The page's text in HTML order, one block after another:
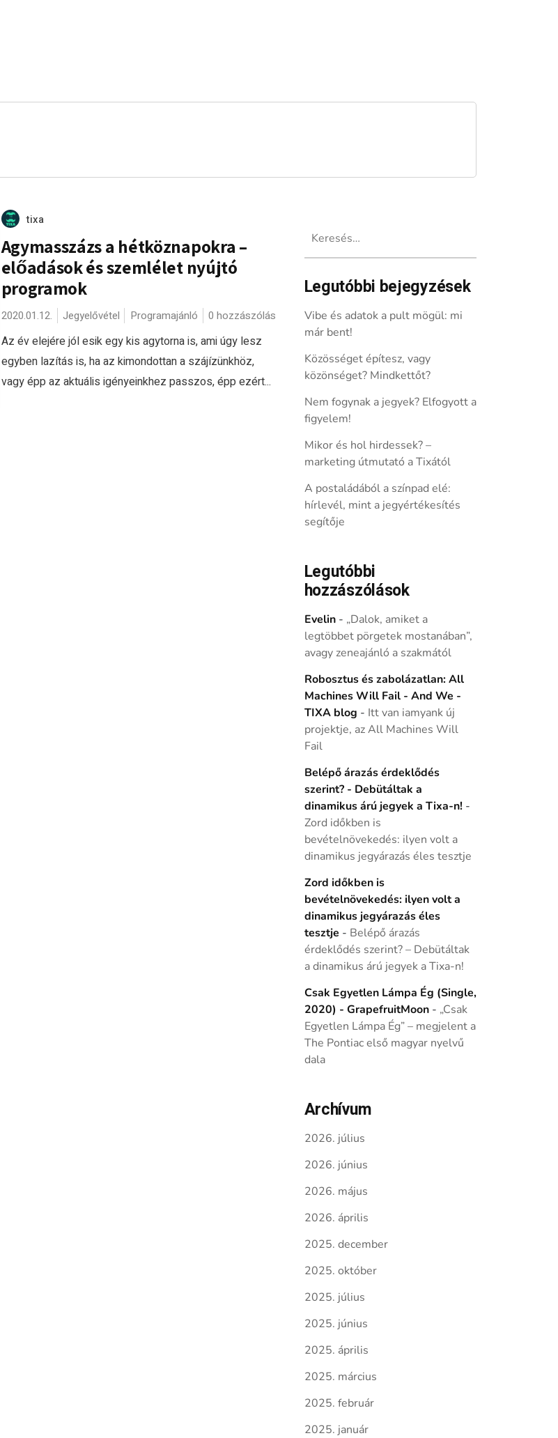
tixa
Agymasszázs a hétköznapokra –
előadások és szemlélet nyújtó
programok
2020.01.12. Jegyelővétel Programajánló 0 hozzászólás
Az év elejére jól esik egy kis agytorna is, ami úgy lesz
egyben lazítás is, ha az kimondottan a szájízünkhöz,
vagy épp az aktuális igényeinkhez passzos, épp ezért...
Legutóbbi bejegyzések
Vibe és adatok a pult mögül: mi
már bent!
Közösséget építesz, vagy
közönséget? Mindkettőt?
Nem fogynak a jegyek? Elfogyott a
figyelem!
Mikor és hol hirdessek? –
marketing útmutató a Tixától
A postaládából a színpad elé:
hírlevél, mint a jegyértékesítés
segítője
Legutóbbi
hozzászólások
Evelin- „Dalok, amiket a
legtöbbet pörgetek mostanában”,
avagy zeneajánló a szakmától
Robosztus és zabolázatlan: All
Machines Will Fail - And We -
TIXA blog - Itt van iamyank új
projektje, az All Machines Will
Fail
Belépő árazás érdeklődés
szerint? - Debütáltak a
dinamikus árú jegyek a Tixa-n! -
Zord időkben is
bevételnövekedés: ilyen volt a
dinamikus jegyárazás éles tesztje
Zord időkben is
bevételnövekedés: ilyen volt a
dinamikus jegyárazás éles
tesztje - Belépő árazás
érdeklődés szerint? – Debütáltak
a dinamikus árú jegyek a Tixa-n!
Csak Egyetlen Lámpa Ég (Single,
2020) - GrapefruitMoon- „Csak
Egyetlen Lámpa Ég” – megjelent a
The Pontiac első magyar nyelvű
dala
Archívum
2026. július
2026. június
2026. május
2026. április
2025. december
2025. október
2025. július
2025. június
2025. április
2025. március
2025. február
2025. január